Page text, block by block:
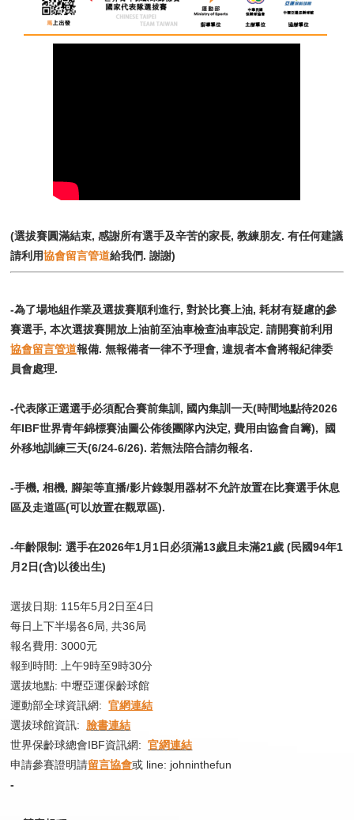
(選拔賽圓滿結束, 感謝所有選手及辛苦的家長, 教練朋友. 有任何建議
請利用協會留言管道給我們. 謝謝)
-為了場地組作業及選拔賽順利進行, 對於比賽上油, 耗材有疑慮的參
賽選手, 本次選拔賽開放上油前至油車檢查油車設定. 請開賽前利用
協會留言管道報備. 無報備者一律不予理會, 違規者本會將報紀律委
員會處理.
-​​​​​​​代表隊正選選手必須配合賽前集訓, 國內集訓一天(時間地點待2026
年IBF世界青年錦標賽油圖公佈後團隊內決定, 費用由協會自籌), 國
外移地訓練三天(6/24-6/26). 若無法陪合請勿報名.
-手機, 相機, 腳架等直播/影片錄製用器材不允許放置在比賽選手休息
區及走道區(可以放置在觀眾區).
-年齡限制: 選手在2026年1月1日必須滿13歲且未滿21歲 (民國94年1
月2日(含)以後出生)
選拔日期: 115年5月2日至4日
每日上下半場各6局, 共36局
報名費用: 3000元
報到時間: 上午9時至9時30分
選拔地點: 中壢亞運保齡球館
​​​​​​​運動部全球資訊網:官網連結
選拔球館資訊: 臉書連結
世界保齡球總會IBF資訊網:官網連結
申請參賽證明請留言協會或 line: johninthefun
-